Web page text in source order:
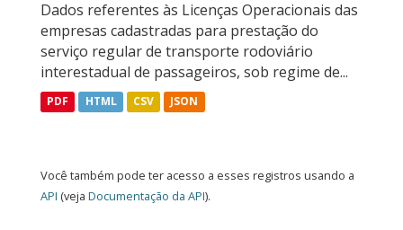
Dados referentes às Licenças Operacionais das
empresas cadastradas para prestação do
serviço regular de transporte rodoviário
interestadual de passageiros, sob regime de...
PDF HTML CSV JSON
Você também pode ter acesso a esses registros usando a
API (veja Documentação da API).